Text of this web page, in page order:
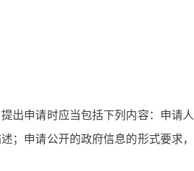
出申请时应当包括下列内容：申请人
；申请公开的政府信息的形式要求，